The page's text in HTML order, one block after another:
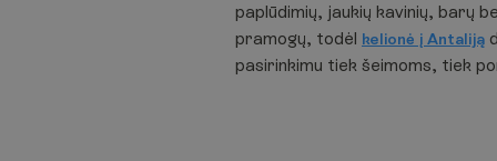
paplūdimių, jaukių kavinių, barų
pramogų, todėl kelionė į Antaliją
pasirinkimu tiek šeimoms, tiek